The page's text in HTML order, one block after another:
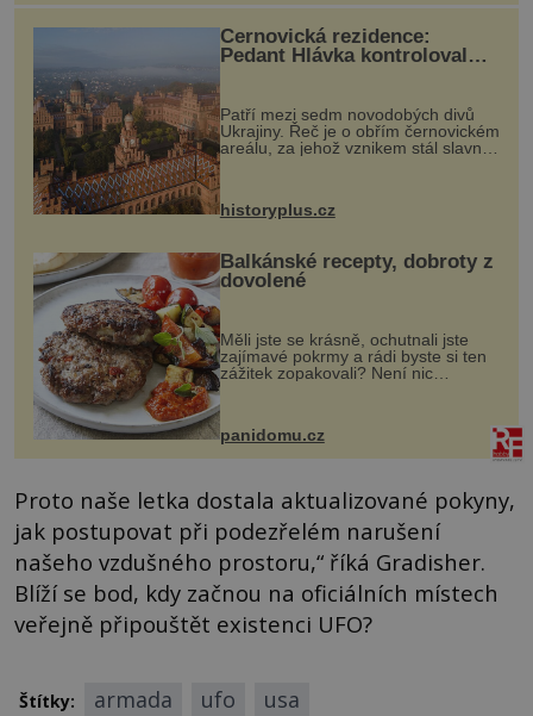
Černovická rezidence:
Pedant Hlávka kontroloval
Patří mezi sedm novodobých divů
Ukrajiny. Řeč je o obřím černovickém
areálu, za jehož vznikem stál slavný
český architekt Josef Hlávka. Ten si
na něm dal mimořádně záležet. Jeho
historyplus.cz
Balkánské recepty, dobroty z
dovolené
Měli jste se krásně, ochutnali jste
zajímavé pokrmy a rádi byste si ten
zážitek zopakovali? Není nic
snazšího. Pljeskavica (10 porcí)
Možná jste ji ochutnali na dovolené v
panidomu.cz
Proto naše letka dostala aktualizované pokyny,
jak postupovat při podezřelém narušení
našeho vzdušného prostoru,“ říká Gradisher.
Blíží se bod, kdy začnou na oficiálních místech
veřejně připouštět existenci UFO?
Štítky: armada ufo usa